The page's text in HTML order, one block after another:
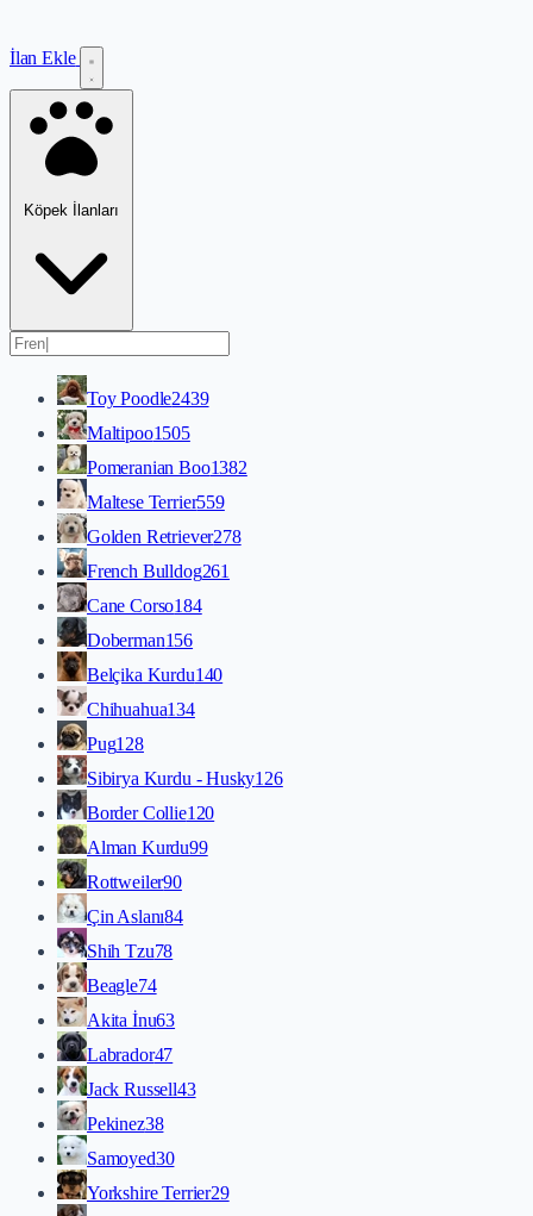
İlan Ekle
Köpek İlanları
Toy Poodle2439
Maltipoo1505
Pomeranian Boo1382
Maltese Terrier559
Golden Retriever278
French Bulldog261
Cane Corso184
Doberman156
Belçika Kurdu140
Chihuahua134
Pug128
Sibirya Kurdu - Husky126
Border Collie120
Alman Kurdu99
Rottweiler90
Çin Aslanı84
Shih Tzu78
Beagle74
Akita İnu63
Labrador47
Jack Russell43
Pekinez38
Samoyed30
Yorkshire Terrier29